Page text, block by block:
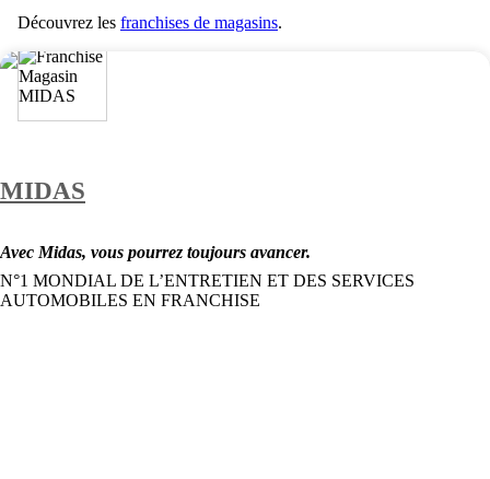
Découvrez les franchises de magasins.
MIDAS
Avec Midas, vous pourrez toujours avancer.
N°1 MONDIAL DE L’ENTRETIEN ET DES SERVICES
AUTOMOBILES EN FRANCHISE